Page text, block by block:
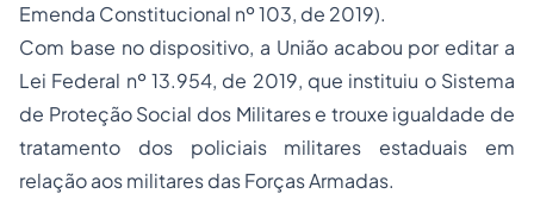
Emenda Constitucional nº 103, de 2019).
Com base no dispositivo, a União acabou por editar a
Lei Federal nº 13.954, de 2019, que instituiu o Sistema
de Proteção Social dos Militares e trouxe igualdade de
tratamento dos policiais militares estaduais em
relação aos militares das Forças Armadas.